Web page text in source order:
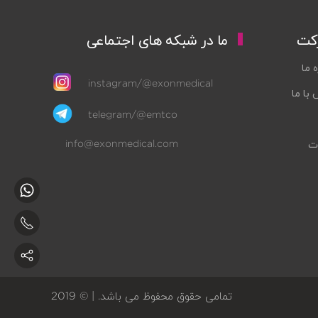
ما
با ما
ما در شبکه های اجتماعی
instagram/@exonmedical
telegram/@emtco
info@exonmedical.com
تمامی حقوق محفوظ می باشد. | © 2019